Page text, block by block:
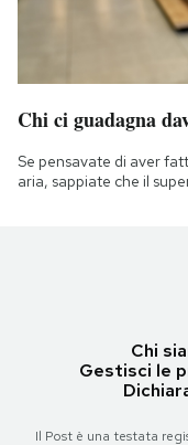
Chi ci guadagna
Se pensavate di aver
aria, sappiate che il
Chi
Gestisci le
Il Post è una testata